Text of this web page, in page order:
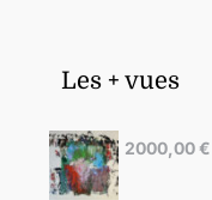
Les + vues
2000,00€